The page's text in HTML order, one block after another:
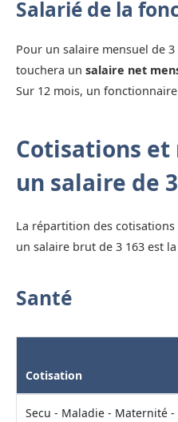
Salarié de la
Pour un salaire mensuel de
touchera un salaire net
Sur 12 mois, un
Cotisations
un salaire de
La répartition des
un salaire brut de 3 163 est
Santé
Cotisation
Secu - Maladie - Maternité -